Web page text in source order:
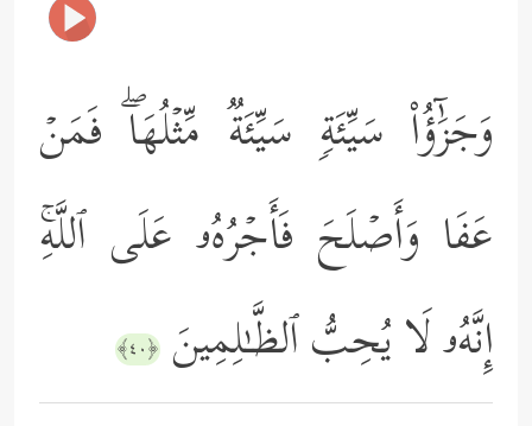
وَجَزَٰٓؤُاْ سَیِّئَةࣲ سَیِّئَةࣱ مِّثۡلُهَاۖ فَمَنۡ
عَفَا وَأَصۡلَحَ فَأَجۡرُهُۥ عَلَى ٱللَّهِۚ
إِنَّهُۥ لَا یُحِبُّ ٱلظَّـٰلِمِینَ ﴿٤٠﴾